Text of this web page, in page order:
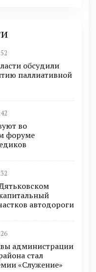
обсудили
паллиативной
во
форуме
автодороги
администрации
стал
«Служение»